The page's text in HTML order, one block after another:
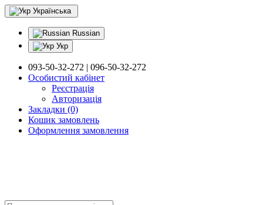
Українська
Russian
Укр
093-50-32-272 | 096-50-32-272
Особистий кабінет
Реєстрація
Авторизація
Закладки (0)
Кошик замовлень
Оформлення замовлення